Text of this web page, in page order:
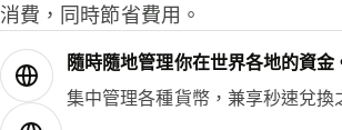
消費，同時節省費用。
隨時隨地管理你在世界各地的資金
集中管理各種貨幣，兼享秒速兌換